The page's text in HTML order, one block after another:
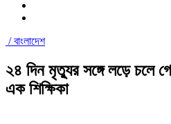
/বাংলাদেশ
২৪ দিন মৃত্যুর সঙ্গে লড়ে চলে
এক শিক্ষিকা